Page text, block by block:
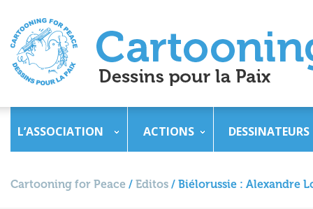
L’ASSOCIATION ACTIONS DESSINATEURS
Cartooning for Peace / Editos / Biélorussie : Alexandre